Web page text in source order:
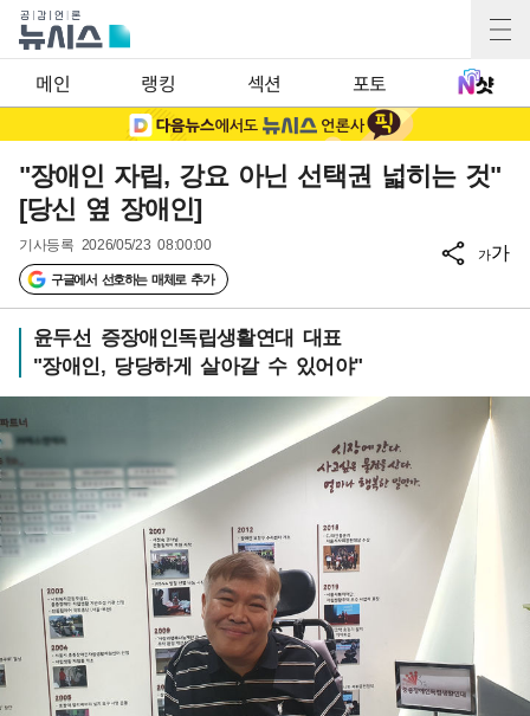
메인 랭킹 섹션 포토
"장애인 자립, 강요 아닌 선택권 넓히는 것"
[당신 옆 장애인]
기사등록 2026/05/23 08:00:00
구글에서 선호하는 매체로 추가
가가
윤두선 증장애인독립생활연대 대표
"장애인, 당당하게 살아갈 수 있어야"